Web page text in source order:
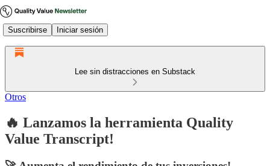
Suscribirse Iniciar sesión
Lee sin distracciones en Substack
Otros
🔥 Lanzamos la herramienta Quality
Value Transcript!